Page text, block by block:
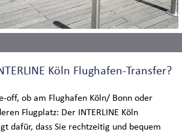
Köln Flughafen-Transfer?
off, ob am Flughafen Köln/ Bonn oder
Flugplatz: Der INTERLINE Köln
dafür, dass Sie rechtzeitig und bequem